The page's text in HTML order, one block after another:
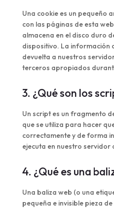
Una cookie es un pequeño
con las páginas de esta
almacena en el disco duro
dispositivo. La información
devuelta a nuestros
terceros apropiados
3. ¿Qué son los
Un script es un fragmento
que se utiliza para hacer
correctamente y de forma
ejecuta en nuestro servidor
4. ¿Qué es una
Una baliza web (o una
pequeña e invisible pieza